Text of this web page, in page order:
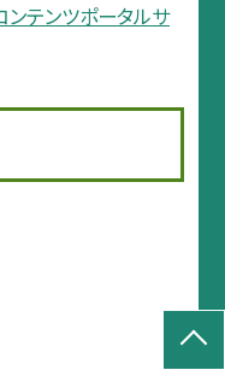
テンツポータルサ